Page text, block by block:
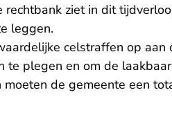
rechtbank ziet in dit
leggen.
celstraffen op
te plegen en om de
moeten de gemeente een